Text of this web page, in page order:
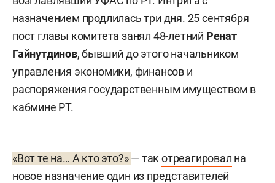
назначением продлилась три дня. 25 сентября
пост главы комитета занял 48-летний Ренат
Гайнутдинов, бывший до этого начальником
управления экономики, финансов и
распоряжения государственным имуществом в
кабмине РТ.
«Вот те на… А кто это?»— такотреагировал на
новое назначение один из представителей